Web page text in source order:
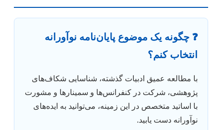
❓ چگونه یک موضوع پایان‌نامه نوآورانه
انتخاب کنم؟
با مطالعه عمیق ادبیات گذشته، شناسایی شکاف‌های
پژوهشی، شرکت در کنفرانس‌ها و سمینارها و مشورت
با اساتید متخصص در این زمینه، می‌توانید به ایده‌های
نوآورانه دست یابید.